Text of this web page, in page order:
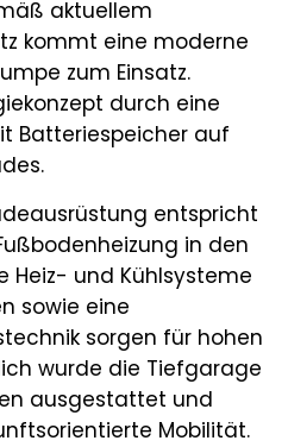
aktuellem
kommt eine moderne
zum Einsatz.
durch eine
Batteriespeicher auf
entspricht
in den
Heiz- und Kühlsysteme
sowie eine
sorgen für hohen
wurde die Tiefgarage
ausgestattet und
Mobilität.